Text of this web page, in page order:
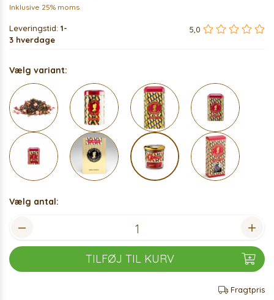
Inklusive 25% moms
Leveringstid: 1-
3 hverdage
5,0
Vælg variant:
Vælg antal:
TILFØJ TIL KURV
Fragtpris